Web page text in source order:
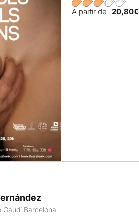
A partir de 20,80€
Barcelona